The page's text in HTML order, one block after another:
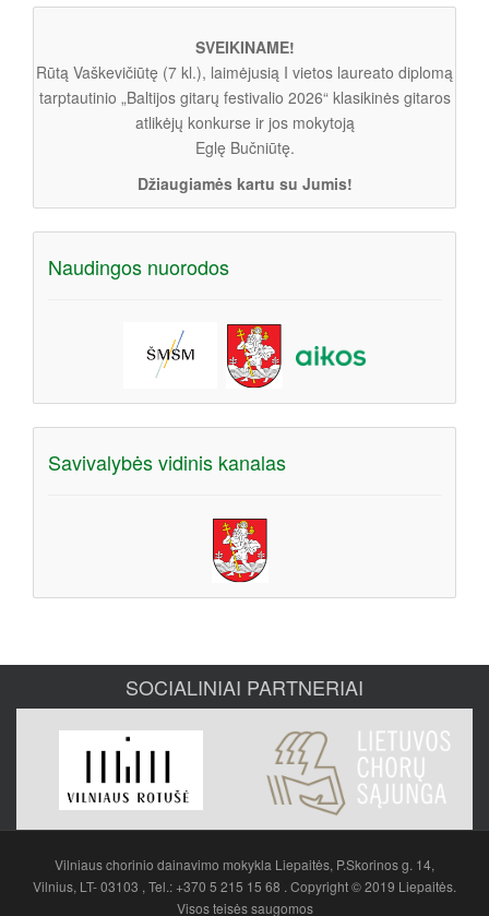
SVEIKINAME!
Rūtą Vaškevičiūtę (7 kl.), laimėjusią I vietos laureato diplomą
tarptautinio „Baltijos gitarų festivalio 2026“ klasikinės gitaros
atlikėjų konkurse ir jos mokytoją
Eglę Bučniūtę.
Džiaugiamės kartu su Jumis!
Naudingos nuorodos
Savivalybės vidinis kanalas
SOCIALINIAI PARTNERIAI
Vilniaus chorinio dainavimo mokykla Liepaitės, P.Skorinos g. 14,
Vilnius, LT- 03103 , Tel.: +370 5 215 15 68 . Copyright © 2019 Liepaitės.
Visos teisės saugomos